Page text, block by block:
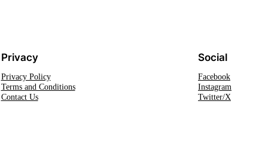
Privacy
Privacy Policy
Terms and Conditions
Contact Us
Social
Facebook
Instagram
Twitter/X